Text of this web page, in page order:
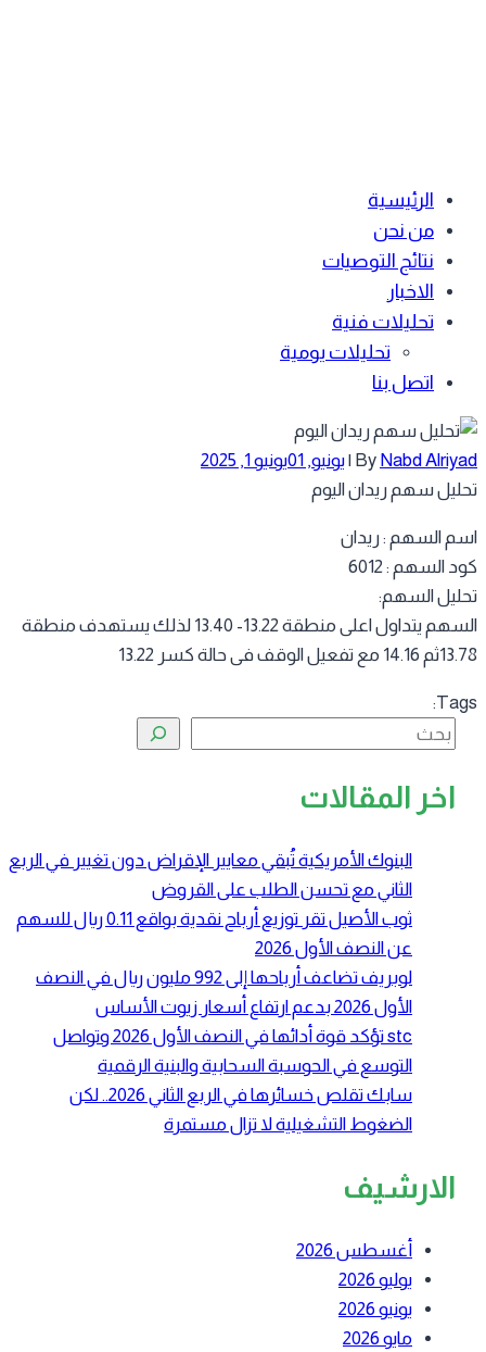
الرئيسية
من نحن
نتائج التوصيات
الاخبار
تحليلات فنية
تحليلات يومية
اتصل بنا
ByNabd
|يونيو, 01
يونيو 1, 2025
سهم ريدان اليوم
السهم : ريدان
السهم : 6012
السهم:
السهم يتداول اعلى منطقة 13.22- 13.40 لذلك يستهدف منطقة
الوقف فى حالة كسر 13.22
البحث
اخر المقالات
البنوك الأمريكية تُبقي معايير الإقراض دون تغيير في الربع
الثاني مع تحسن الطلب على القروض
ثوب الأصيل تقر توزيع أرباح نقدية بواقع 0.11 ريال للسهم
عن النصف الأول 2026
لوبريف تضاعف أرباحها إلى 992 مليون ريال في النصف
الأول 2026 بدعم ارتفاع أسعار زيوت الأساس
stc تؤكد قوة أدائها في النصف الأول 2026 وتواصل
التوسع في الحوسبة السحابية والبنية الرقمية
سابك تقلص خسائرها في الربع الثاني 2026.. لكن
الضغوط التشغيلية لا تزال مستمرة
الارشيف
أغسطس 2026
يوليو 2026
يونيو 2026
مايو 2026